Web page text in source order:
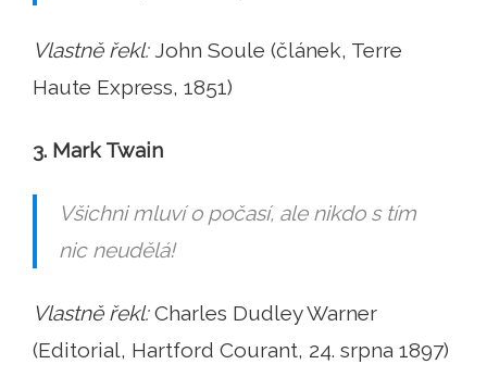
Vlastně řekl: John Soule (článek, Terre
Haute Express, 1851)
3. Mark Twain
Všichni mluví o počasí, ale nikdo s tím
nic neudělá!
Vlastně řekl:Charles Dudley Warner
(Editorial, Hartford Courant, 24. srpna 1897)